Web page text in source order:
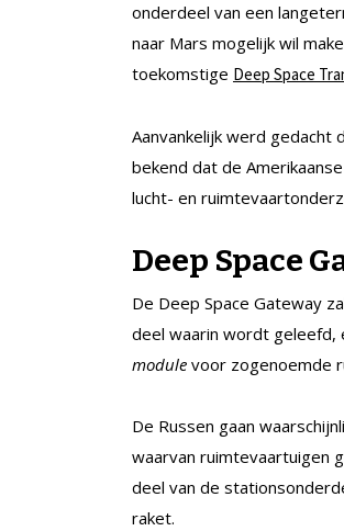
onderdeel van een
naar Mars mogelijk wil
toekomstige Deep Space
Aanvankelijk werd gedacht
bekend dat de
lucht- en
Deep Space
De Deep Space Gateway
deel waarin wordt geleefd,
module voor zogenoemde
De Russen gaan
waarvan ruimtevaartuigen
deel van de
raket.